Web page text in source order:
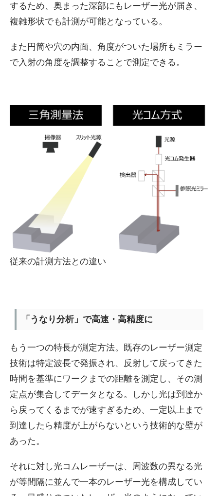
するため、奥まった深部にもレーザー光が届き、
複雑形状でも計測が可能となっている。
また円筒や穴の内面、角度がついた場所もミラー
で入射の角度を調整することで測定できる。
従来の計測方法との違い
「うなり分析」で高速・高精度に
もう一つの特長が測定方法。既存のレーザー測定
技術は特定波長で発振され、反射して戻ってきた
時間を基準にワークまでの距離を測定し、その測
定点が集合してデータとなる。しかし光は到達か
ら戻ってくるまでが速すぎるため、一定以上まで
到達したら精度が上がらないという技術的な壁が
あった。
それに対し光コムレーザーは、周波数の異なる光
が等間隔に並んで一本のレーザー光を構成してい